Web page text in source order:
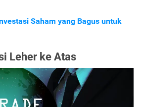
Saham yang Bagus untuk
Leher ke Atas